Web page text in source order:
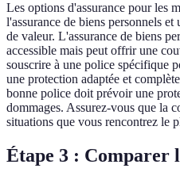
Les options d'assurance pour les
l'assurance de biens personnels
de valeur. L'assurance de biens
accessible mais peut offrir une
souscrire à une police spécifique
une protection adaptée et
bonne police doit prévoir une
dommages. Assurez-vous que la
situations que vous rencontrez le
Étape 3 : Comparer